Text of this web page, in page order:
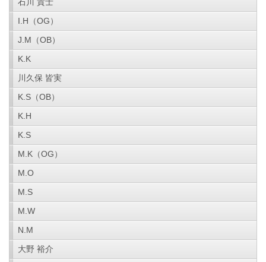
I.H（OG）
J.M（OB）
K.K
川久保 皆実
K.S（OB）
K.H
K.S
M.K（OG）
M.O
M.S
M.W
N.M
大野 裕介